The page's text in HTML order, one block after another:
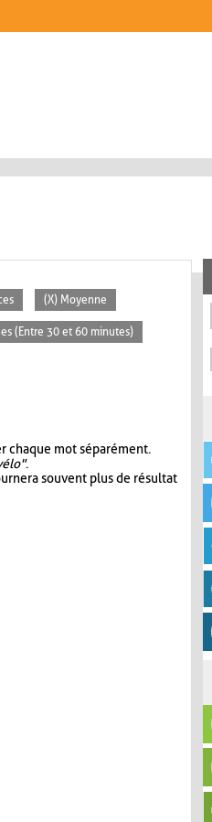
(X) Moyenne
(Entre 30 et 60 minutes)
chaque mot séparément.
.
souvent plus de résultat